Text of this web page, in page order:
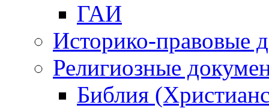
ГАИ
Историко-правовые
Религиозные
Библия